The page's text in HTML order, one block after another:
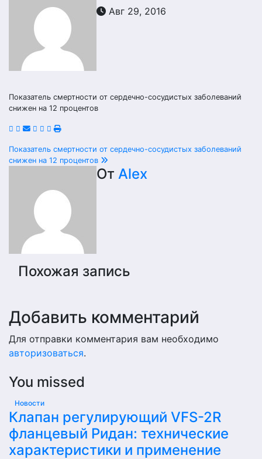
Авг 29, 2016
Показатель смертности от сердечно-сосудистых заболеваний
снижен на 12 процентов
Навигация
записям
Показатель смертности от сердечно-сосудистых заболеваний
снижен на 12 процентов
От Alex
Похожая запись
Добавить комментарий
Для отправки комментария вам необходимо
авторизоваться.
You missed
Новости
Клапан регулирующий VFS-2R
фланцевый Ридан: технические
характеристики и применение